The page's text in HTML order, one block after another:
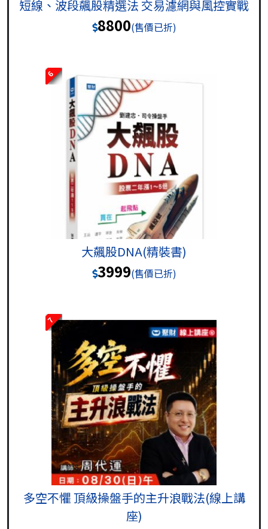
短線、波段飆股精選法 交易濾網與風控實戰
8800(售價已折)
6
大飆股DNA(精裝書)
3999(售價已折)
7
多空不懼 頂級操盤手的主升浪戰法(線上講
座)